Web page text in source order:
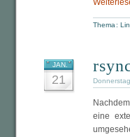
Thema:
JAN.
21
eine